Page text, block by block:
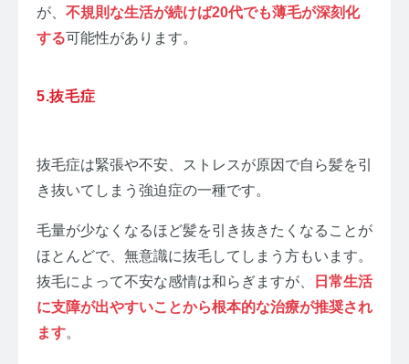
が、 不規則な生活が続けば20代でも薄毛が深刻化
する可能性があります。
5.抜毛症
抜毛症は緊張や不安、ストレスが原因で自ら髪を引
き抜いてしまう強迫症の一種です。
毛量が少なくなるほど髪を引き抜きたくなることが
ほとんどで、無意識に抜毛してしまう方もいます。
抜毛によって不安な感情は和らぎますが、
日常生活
に支障が出やすいことから根本的な治療が推奨され
ます。